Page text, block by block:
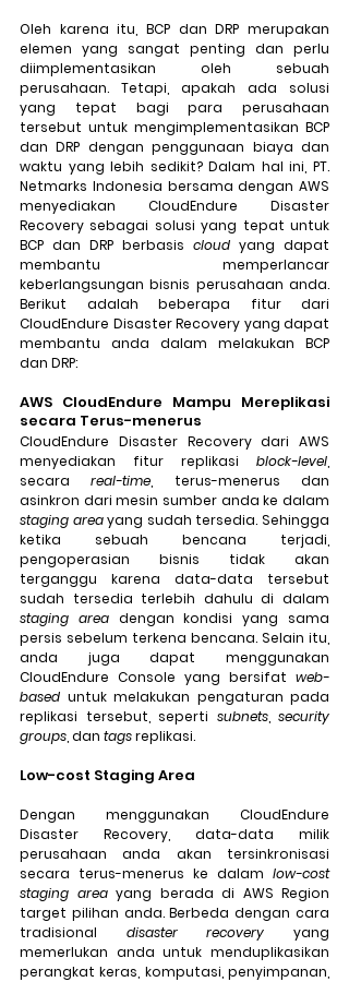
Oleh karena itu, BCP dan DRP merupakan
elemen yang sangat penting dan perlu
diimplementasikan oleh sebuah
perusahaan. Tetapi, apakah ada solusi
yang tepat bagi para perusahaan
tersebut untuk mengimplementasikan BCP
dan DRP dengan penggunaan biaya dan
waktu yang lebih sedikit? Dalam hal ini, PT.
Netmarks Indonesia bersama dengan AWS
menyediakan CloudEndure Disaster
Recovery sebagai solusi yang tepat untuk
BCP dan DRP berbasis cloud yang dapat
membantu memperlancar
keberlangsungan bisnis perusahaan anda.
Berikut adalah beberapa fitur dari
CloudEndure Disaster Recovery yang dapat
membantu anda dalam melakukan BCP
dan DRP:
AWS CloudEndure Mampu Mereplikasi
secara Terus-menerus
CloudEndure Disaster Recovery dari AWS
menyediakan fitur replikasi block-level
secara real-time , terus-menerus dan
asinkron dari mesin sumber anda ke dalam
staging area yang sudah tersedia. Sehingga
ketika sebuah bencana terjadi,
pengoperasian bisnis tidak akan
terganggu karena data-data tersebut
staging area dengan kondisi yang sama
persis sebelum terkena bencana. Selain itu,
anda juga dapat menggunakan
CloudEndure Console yang bersifat ­ web-
based untuk melakukan pengaturan pada
replikasi tersebut, seperti subnets, security
groups , dan tags replikasi.
Low-cost Staging Area
Dengan menggunakan CloudEndure
Disaster Recovery, data-data milik
perusahaan anda akan tersinkronisasi
secara terus-menerus ke dalam low-cost
staging area yang berada di AWS Region
target pilihan anda. Berbeda dengan cara
tradisional disaster recovery yang
memerlukan anda untuk menduplikasikan
perangkat keras, komputasi, penyimpanan,